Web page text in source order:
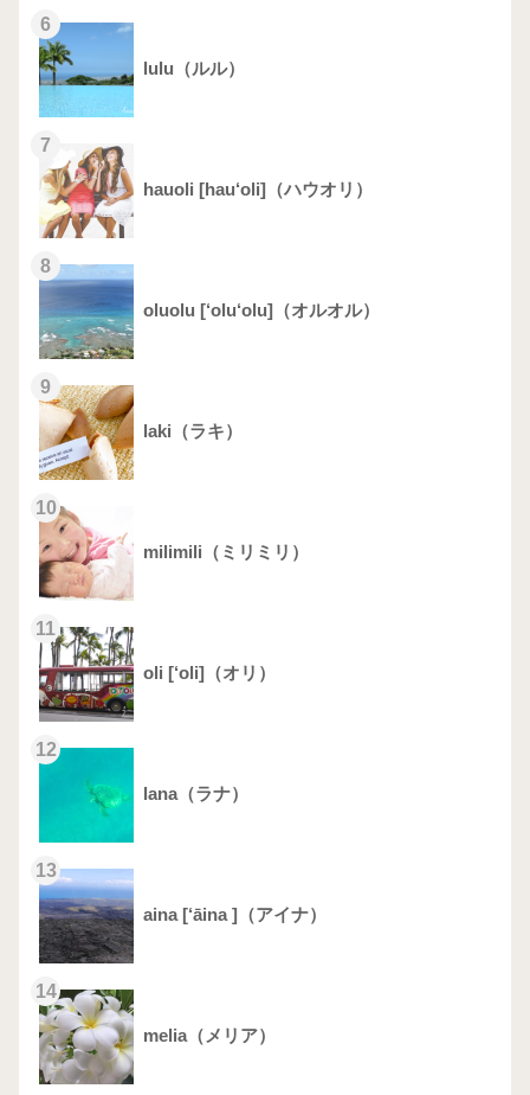
6
lulu（ルル）
7
hauoli [hau‘oli]（ハウオリ）
8
oluolu [‘olu‘olu]（オルオル）
9
laki（ラキ）
10
milimili（ミリミリ）
11
oli [‘oli]（オリ）
12
lana（ラナ）
13
aina [‘āina ]（アイナ）
14
melia（メリア）